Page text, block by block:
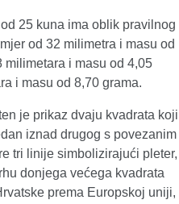
25 kuna ima oblik pravilnog
od 32 milimetra i masu od
milimetara i masu od 4,05
i masu od 8,70 grama.
je prikaz dvaju kvadrata koji
iznad drugog s povezanim
tri linije simbolizirajući pleter,
donjega većega kvadrata
prema Europskoj uniji,